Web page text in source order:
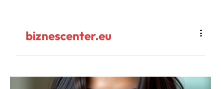
biznescenter.eu